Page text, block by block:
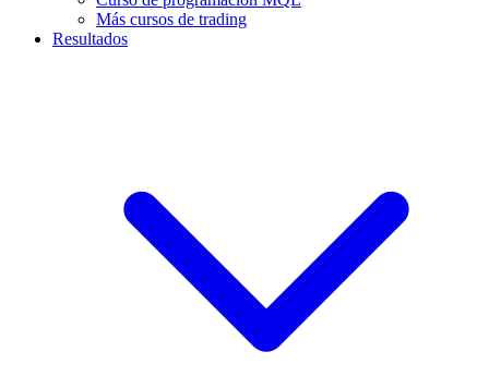
Más cursos de trading
Resultados